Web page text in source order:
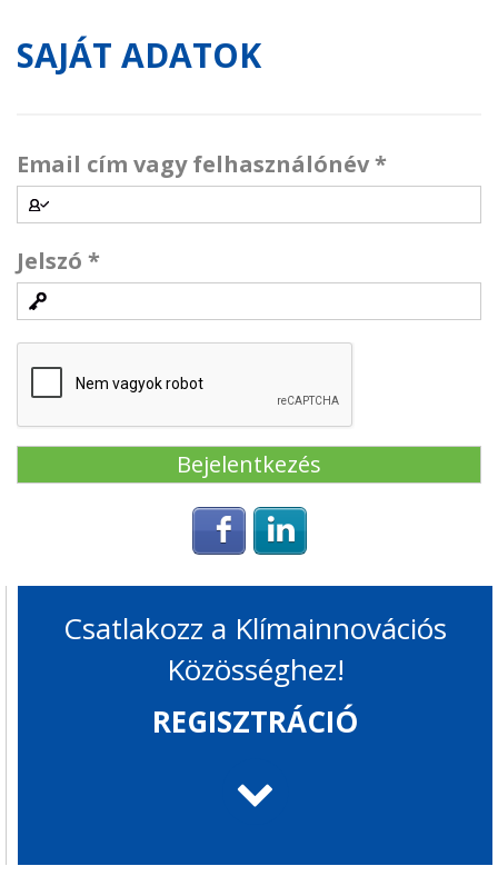
SAJÁT ADATOK
Email cím vagy felhasználónév*
Jelszó *
Login with Facebook
Csatlakozz a Klímainnovációs
Közösséghez!
REGISZTRÁCIÓ